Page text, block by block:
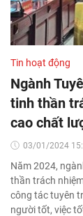
Tin hoạt động
Ngành
tinh thần
cao chất
03/01/2024
Năm 2024,
thần trách
công tác tuyên
người tốt, việc